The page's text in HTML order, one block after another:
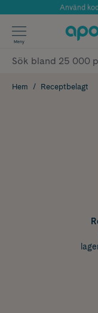
Använd
Meny
Hem Receptbelagt